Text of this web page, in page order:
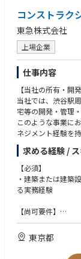
・行政諸官庁との
業務
②【沿線・他地域】
【東急線沿線を中
当社では、当社沿
す。開発領域の複
開発のプロジェク
ます。
※本募集は、渋谷
を推進するポジシ
下記は想定される
によっては職務範
にご確認いただけ
設備設計、施工に
（２）不動産開発
品企画業務。
（３）エリアマネジ
（公共空間での
（宅建士、建築
券化マスター等）
・建設設備設計・
・商品企画、運営
・エリア開発・エ
コンストラク
東急株式会社
上場企業
仕事内容
【当社の所有・開
当社では、渋谷駅
宅等の開発・管理
このような事業に
ネジメント経験を
求める経験 /
【必須】
・建築または建築
る実務経験
【尚可要件】
・建築および設備
（建築士、建築
東京都